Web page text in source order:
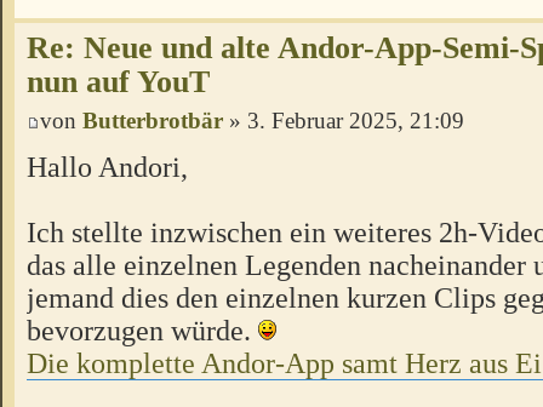
Re: Neue und alte Andor-App-Semi-
nun auf YouT
von Butterbrotbär » 3. Februar 2025, 21:09
Hallo Andori,
Ich stellte inzwischen ein weiteres 2h-
das alle einzelnen Legenden nacheinander
jemand dies den einzelnen kurzen Clips
bevorzugen würde.
Die komplette Andor-App samt Herz aus